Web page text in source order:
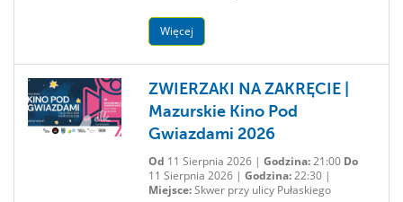
Więcej
ZWIERZAKI NA ZAKRĘCIE |
Mazurskie Kino Pod
Gwiazdami 2026
Od 11 Sierpnia 2026 | Godzina:21:00 Do
11 Sierpnia 2026 | Godzina:22:30 |
Miejsce:Skwer przy ulicy Pułaskiego